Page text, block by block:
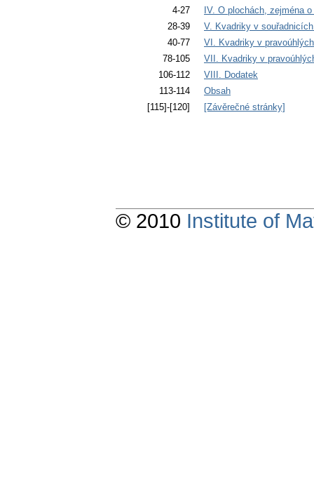
4-27
IV. O plochách, zejména
28-39
V. Kvadriky v
40-77
VI. Kvadriky v
78-105
VII. Kvadriky v
106-112
VIII. Dodatek
113-114
Obsah
[115]-[120]
[Závěrečné stránky]
© 2010 Institute of